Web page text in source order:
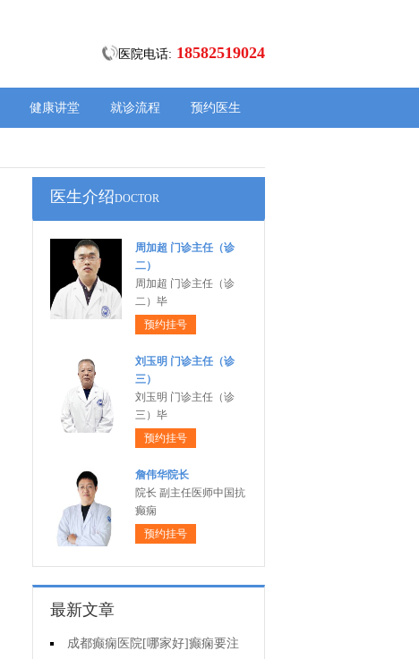
医院电话: 18582519024
健康讲堂 就诊流程 预约医生
医生介绍DOCTOR
周加超 门诊主任（诊
二）
周加超 门诊主任（诊
二）毕
预约挂号
刘玉明 门诊主任（诊
三）
刘玉明 门诊主任（诊
三）毕
预约挂号
詹伟华院长
院长 副主任医师中国抗
癫痫
预约挂号
最新文章
成都癫痫医院[哪家好]癫痫要注